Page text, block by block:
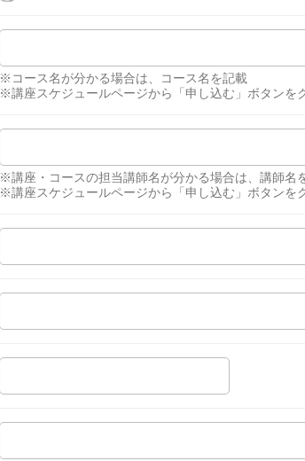
※コース名が分かる場合は、コース名を記載
※講座スケジュールページから「申し込む」ボタンを
※講座・コースの担当講師名が分かる場合は、講師名
※講座スケジュールページから「申し込む」ボタンを